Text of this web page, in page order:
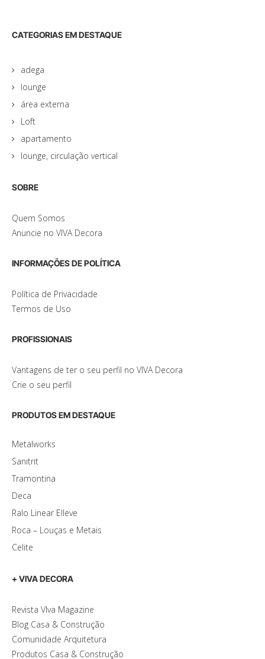
CATEGORIAS EM DESTAQUE
adega
lounge
área externa
Loft
apartamento
lounge, circulação vertical
SOBRE
Quem Somos
Anuncie no VIVA Decora
INFORMAÇÕES DE POLÍTICA
Política de Privacidade
Termos de Uso
PROFISSIONAIS
Vantagens de ter o seu perfil no VIVA Decora
Crie o seu perfil
PRODUTOS EM DESTAQUE
Metalworks
Sanitrit
Tramontina
Deca
Ralo Linear Elleve
Roca – Louças e Metais
Celite
+ VIVA DECORA
Revista VIva Magazine
Blog Casa & Construção
Comunidade Arquitetura
Produtos Casa & Construção